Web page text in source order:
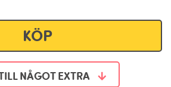
KÖP
NÅGOT EXTRA